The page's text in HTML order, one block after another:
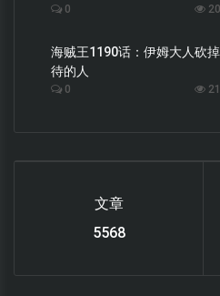
0
海贼王1190话：伊姆大人砍
待的人
0
文章
6119